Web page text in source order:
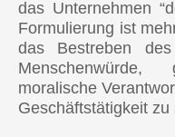
🇹🇭 Thailand
🇺🇿 Usbekistan
AFRIKA
das Unternehmen
Formulierung ist
das Bestreben des
moralische
Geschäftstätigkeit zu